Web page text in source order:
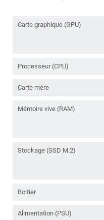
Carte graphique (GPU)
Processeur (CPU)
Carte mère
Mémoire vive (RAM)
Stockage (SSD M.2)
Boitier
Alimentation (PSU)